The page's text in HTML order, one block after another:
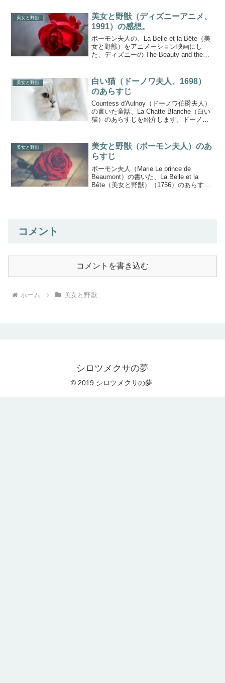
がもう少し違ったらさらによかったで
す...
美女と野獣
美女と野獣（ディズニーアニメ、
1991）の感想。
ボーモン夫人の、La Belle et la Bête（美
女と野獣）をアニメーション映画にし
た、ディズニーの The Beauty and the
以上におもしろ...
美女と野獣
白い猫（ドーノワ夫人、1698）
のあらすじ
Countess d'Aulnoy（ドーノワ伯爵夫人）
の書いた童話、La Chatte Blanche（白い
猫）のあらすじを紹介します。ドーノワ
Marie-Catherin...
美女と野獣
美女と野獣（ボーモン夫人）のあ
らすじ
ボーモン夫人（Marie Le prince de
Beaumont）の書いた、La Belle et la
Bête（美女と野獣）（1756）のあらすじ
コメント
コメントを書き込む
ホーム 美女と野獣
シロツメクサの夢
© 2019 シロツメクサの夢.